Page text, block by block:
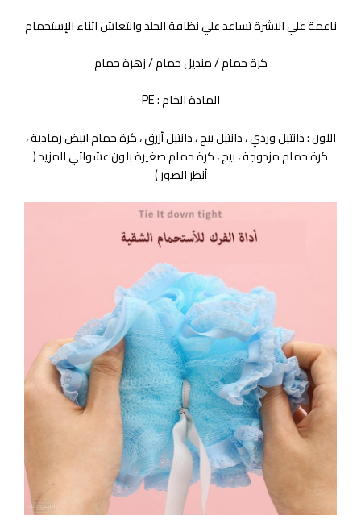
ناعمة علي البشرة تساعد علي نظافة الجلد وانتعاش اثناء الإستحمام
كرة حمام / منديل حمام / زهرة حمام
المادة الخام : PE
اللون : دانتيل وردي ، دانتيل بيج ، دانتيل أزرق ، كرة حمام ابيض رمادية ،
كرة حمام مزدوجة ، بيج ، كرة حمام صغيرة بلون عشوائي للمزيد (
أنظر الصور )